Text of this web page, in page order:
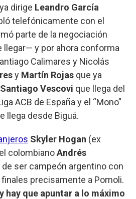
dirige Leandro García
telefónicamente con el
parte de la negociación
llegar— y por ahora conforma
Calimares y Nicolás
y Martín Rojas que ya
Santiago Vescovi que llega del
ACB de España y el “Mono”
llega desde Biguá.
Skyler Hogan (ex
colombianoAndrés
de ser campeón argentino con
finales precisamente a Pomoli.
hay que apuntar a lo máximo